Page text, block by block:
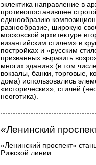
эклектика направление в
противопоставившее
единообразию
разнообразие, широкую
московской архитектуре
византийским стилем» в
постройках и «русским
призванных выразить
многих зданиях (в том
вокзалы, банки, торговые,
дома) использовались
«исторических», стилей
неоготика).
«Ленинский
«Ленинский проспект»
Рижской линии.